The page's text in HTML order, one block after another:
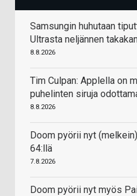
Samsungin huhutaan
Ultrasta neljännen
8.8.2026
Tim Culpan: Applella on
puhelinten siruja
8.8.2026
Doom pyörii nyt
64:llä
7.8.2026
Doom pyörii nyt myös